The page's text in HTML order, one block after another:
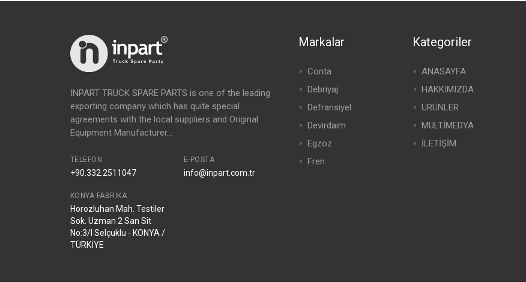
INPART TRUCK SPARE PARTS is one of the leading
exporting company which has quite special
agreements with the local suppliers and Original
Equipment Manufacturer...
TELEFON
+90.332.2511047
E-POSTA
info@inpart.com.tr
KONYA FABRIKA
Horozluhan Mah. Testiler
Sok. Uzman 2 San Sit
No:3/I Selçuklu - KONYA /
TÜRKİYE
Markalar
Conta
Debriyaj
Defransiyel
Devirdaim
Egzoz
Fren
Kategoriler
ANASAYFA
HAKKIMIZDA
ÜRÜNLER
MULTİMEDYA
İLETİŞİM